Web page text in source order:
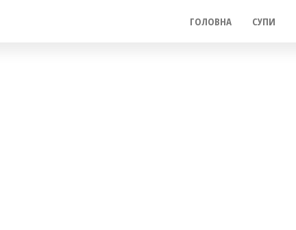
ГОЛОВНА СУПИ